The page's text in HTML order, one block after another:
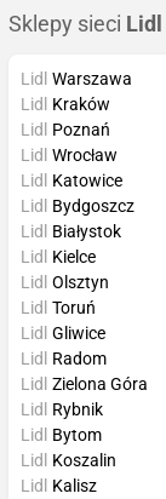
Sklepy sieci Lidl
Lidl Warszawa
Lidl
Kraków
Lidl
Poznań
Lidl Wrocław
Lidl
Katowice
Lidl
Bydgoszcz
Lidl
Białystok
Lidl
Kielce
Lidl Olsztyn
Lidl Toruń
Lidl Gliwice
Lidl
Radom
Lidl Zielona Góra
Lidl
Rybnik
Lidl
Bytom
Lidl
Koszalin
Lidl
Kalisz